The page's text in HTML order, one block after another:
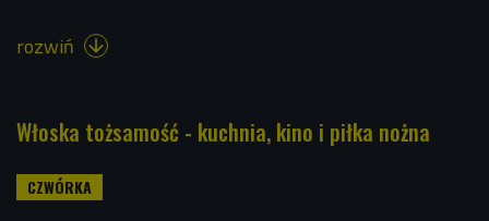
rozwiń 
Włoska tożsamość - kuchnia, kino i piłka nożna